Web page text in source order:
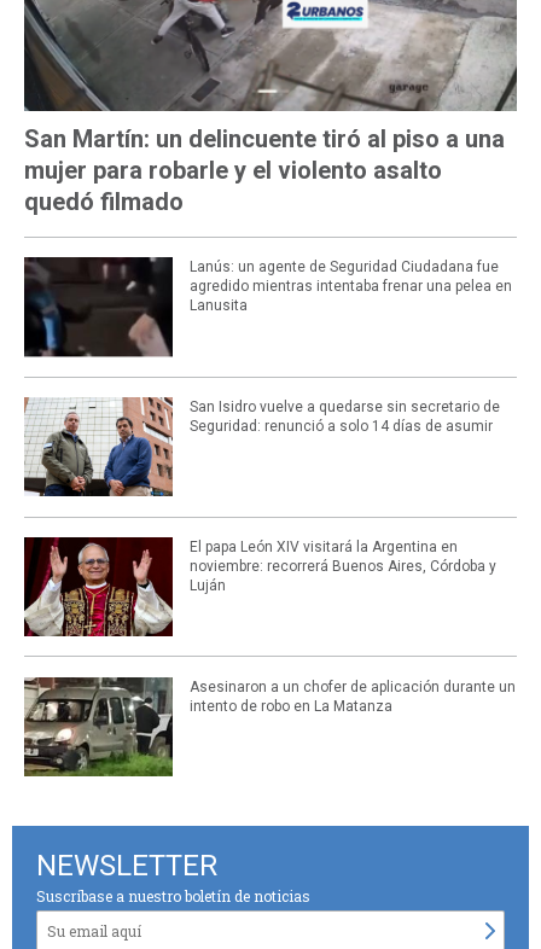
San Martín: un delincuente tiró al piso a una
mujer para robarle y el violento asalto
quedó filmado
Lanús: un agente de Seguridad Ciudadana fue
agredido mientras intentaba frenar una pelea en
Lanusita
San Isidro vuelve a quedarse sin secretario de
Seguridad: renunció a solo 14 días de asumir
El papa León XIV visitará la Argentina en
noviembre: recorrerá Buenos Aires, Córdoba y
Luján
Asesinaron a un chofer de aplicación durante un
intento de robo en La Matanza
NEWSLETTER
Suscríbase a nuestro boletín de noticias